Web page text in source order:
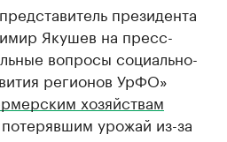
президента
Якушев на пресс-
вопросы социально-
регионов УрФО»
хозяйствам
урожай из-за